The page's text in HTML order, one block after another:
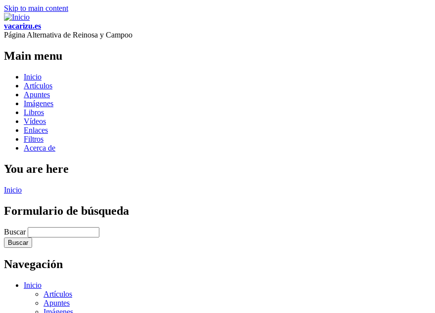
Skip to main content
vacarizu.es
Página Alternativa de Reinosa y Campoo
Main menu
Inicio
Artículos
Apuntes
Imágenes
Libros
Vídeos
Enlaces
Filtros
Acerca de
You are here
Inicio
Formulario de búsqueda
Buscar
Navegación
Inicio
Artículos
Apuntes